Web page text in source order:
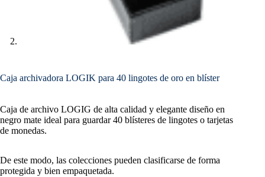
Caja archivadora LOGIK para 40 lingotes de oro en blíster
Caja de archivo LOGIG de alta calidad y elegante diseño en
negro mate ideal para guardar 40 blísteres de lingotes o tarjetas
de monedas.
De este modo, las colecciones pueden clasificarse de forma
protegida y bien empaquetada.